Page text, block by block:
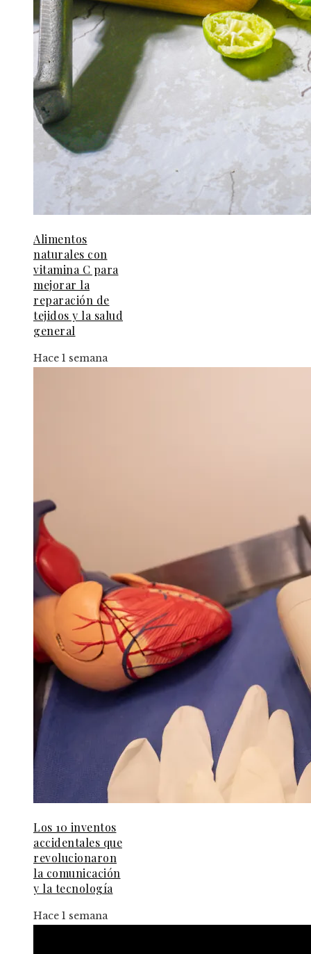
Alimentos
naturales con
vitamina C para
mejorar la
reparación de
tejidos y la salud
general
Hace 1 semana
Los 10 inventos
accidentales que
revolucionaron
la comunicación
y la tecnología
Hace 1 semana